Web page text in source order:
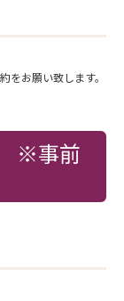
をお願い致します。
※事前